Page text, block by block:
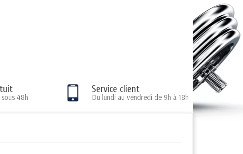
48h
Service client
Du lundi au vendredi de 9h à 18h